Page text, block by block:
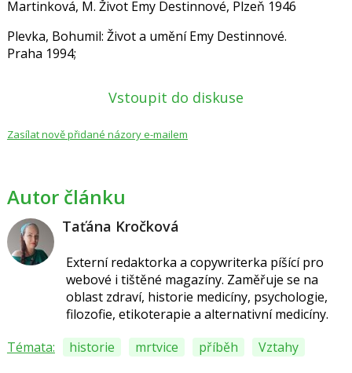
Martinková, M. Život Emy Destinnové, Plzeň 1946
Plevka, Bohumil: Život a umění Emy Destinnové.
Praha 1994;
Vstoupit do diskuse
Zasílat nově přidané názory e-mailem
Autor článku
Taťána Kročková
Externí redaktorka a copywriterka píšící pro
webové i tištěné magazíny. Zaměřuje se na
oblast zdraví, historie medicíny, psychologie,
filozofie, etikoterapie a alternativní medicíny.
Témata:
historie mrtvice příběh Vztahy